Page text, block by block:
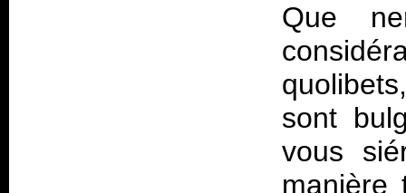
Que
sont
vous